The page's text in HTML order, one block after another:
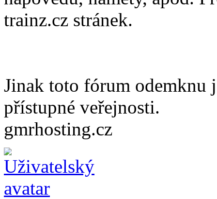
trainz.cz stránek.
Jinak toto fórum odemknu
přístupné veřejnosti.
gmrhosting.cz